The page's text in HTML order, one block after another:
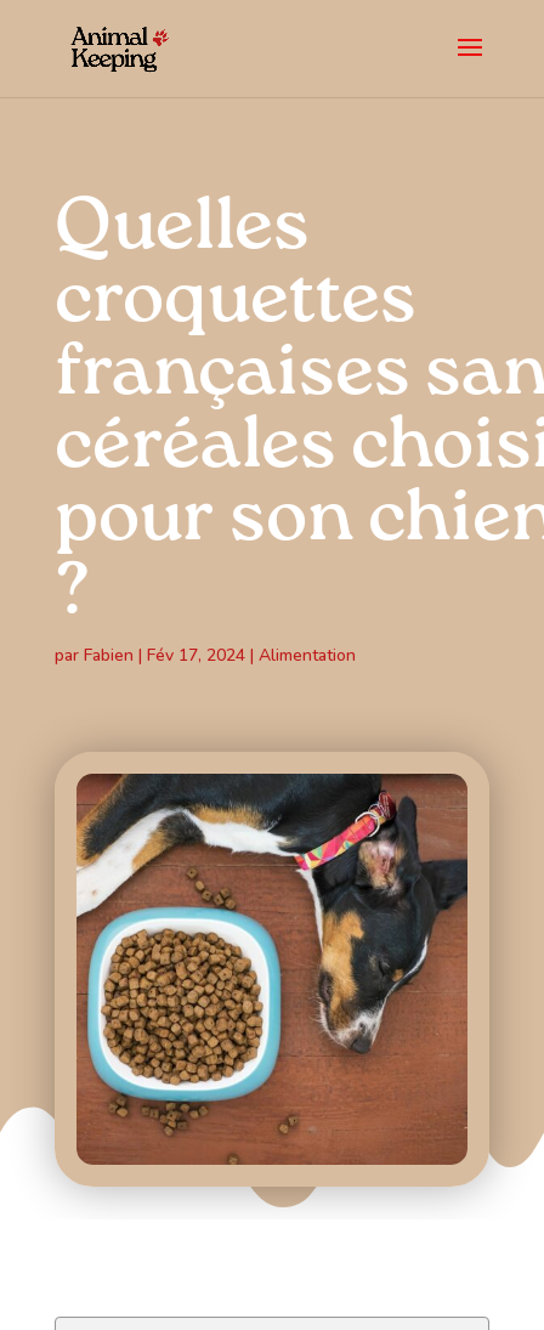
Quelles
croquettes
françaises
céréales
pour son
?
par Fabien | Fév 17, 2024| Alimentation